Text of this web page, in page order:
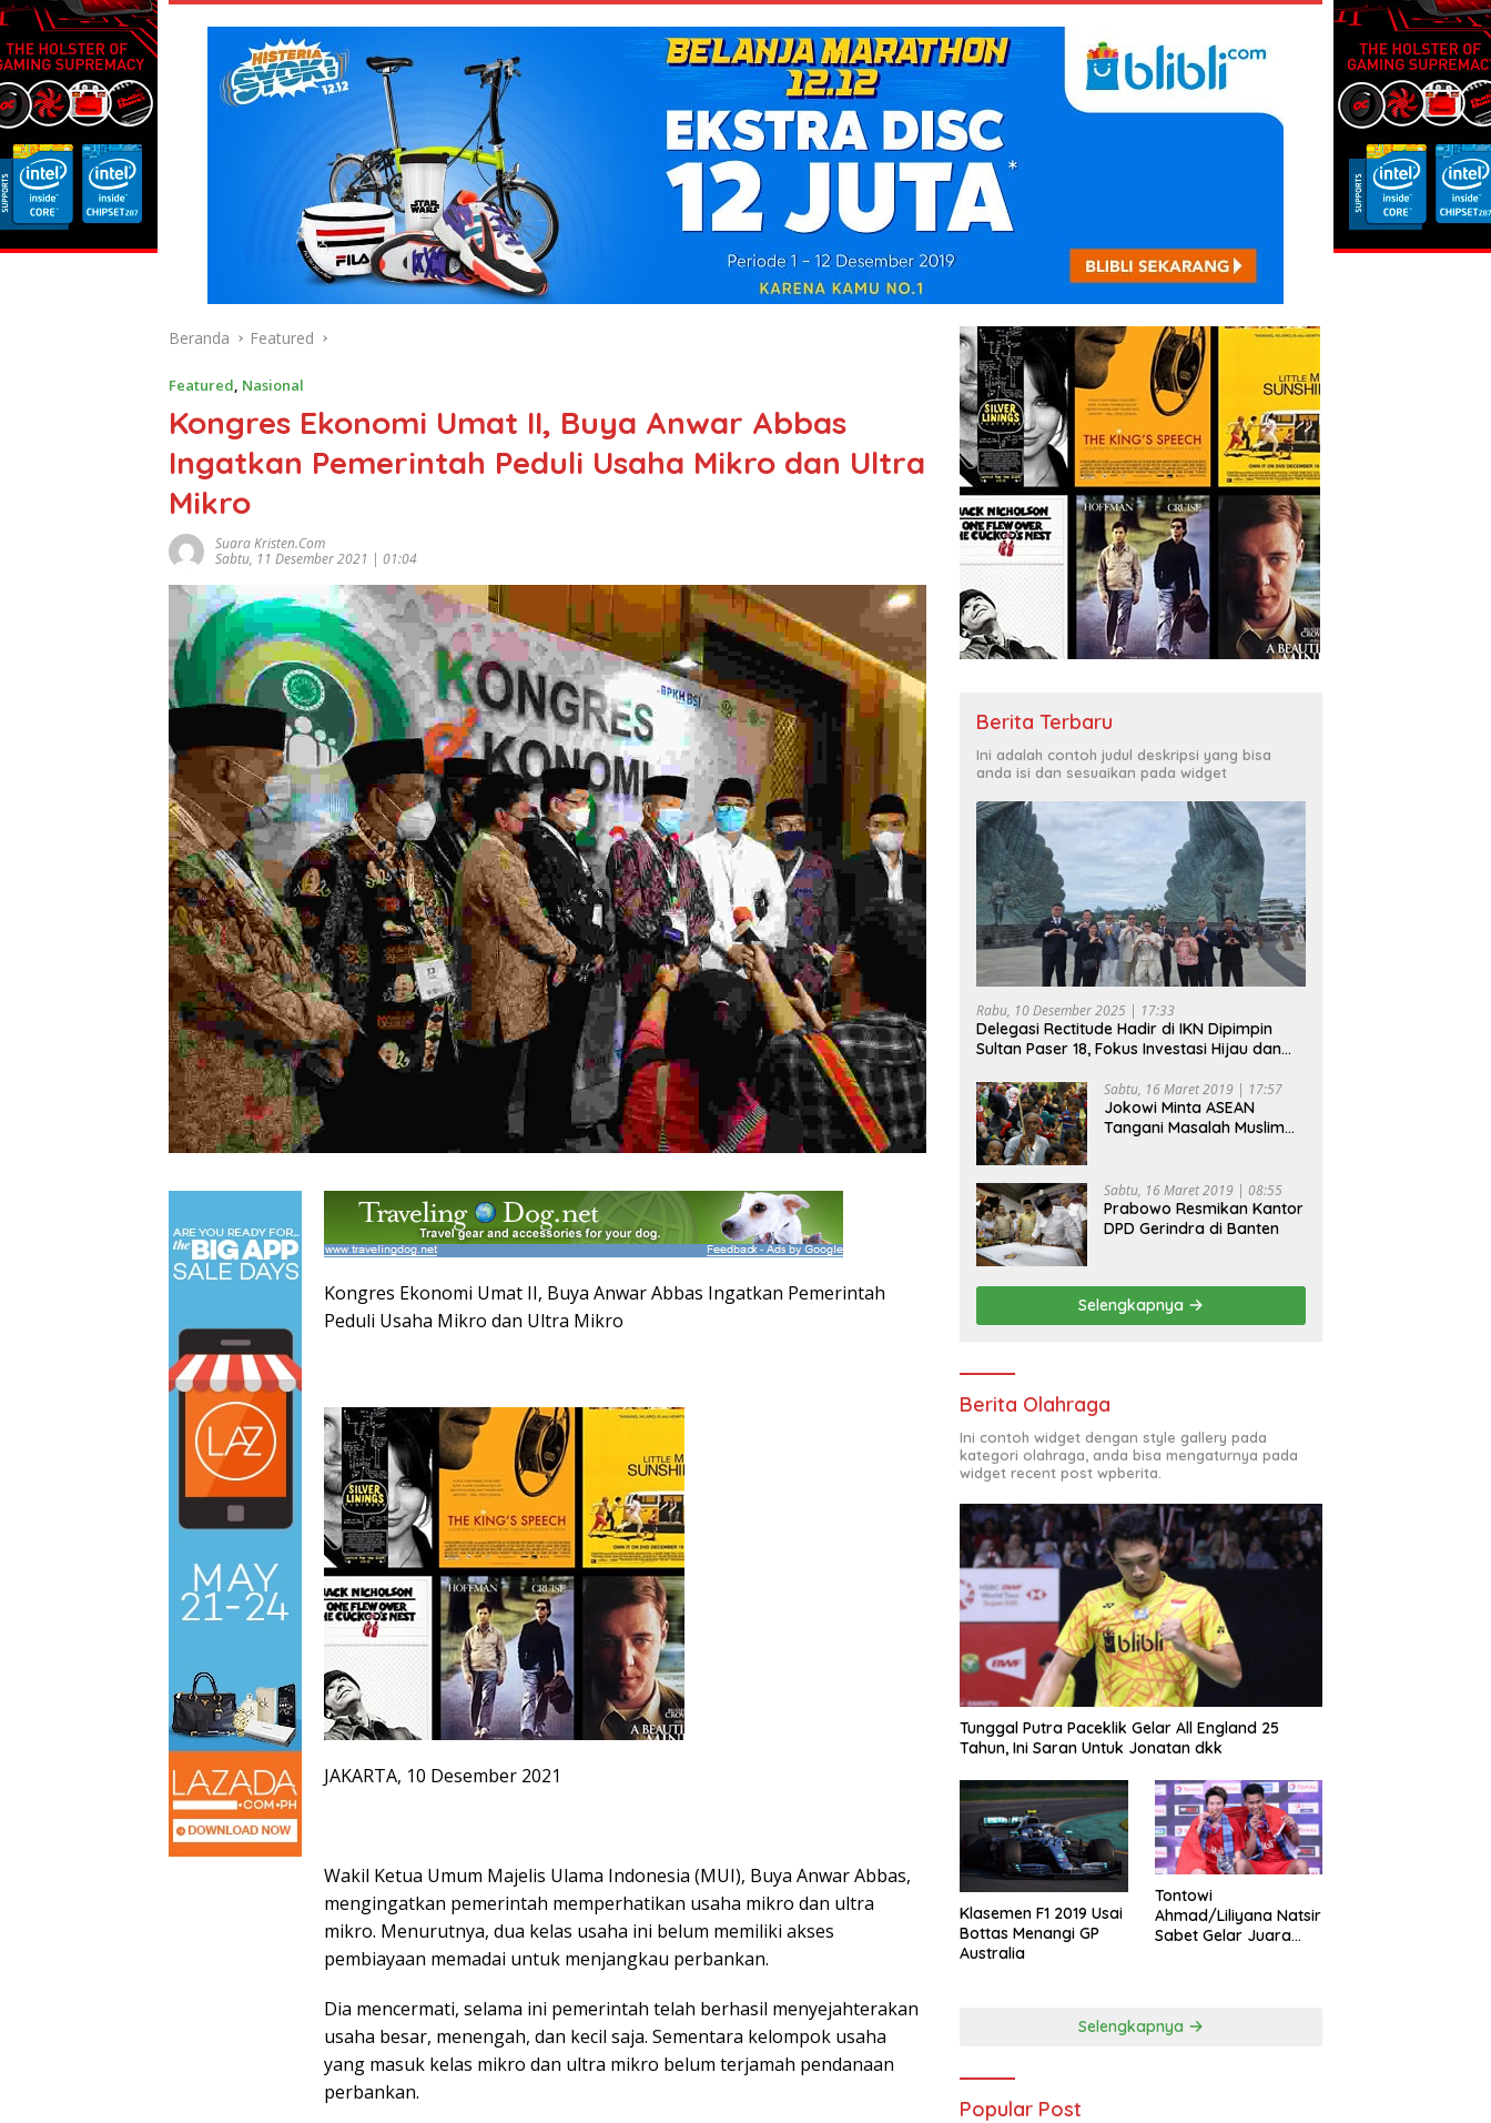
Beranda Featured
Featured, Nasional
Kongres Ekonomi Umat II, Buya Anwar Abbas
Ingatkan Pemerintah Peduli Usaha Mikro dan Ultra
Mikro
Suara Kristen.com
Sabtu, 11 Desember 2021 | 01:04
Kongres Ekonomi Umat II, Buya Anwar Abbas Ingatkan Pemerintah
Peduli Usaha Mikro dan Ultra Mikro
JAKARTA, 10 Desember 2021
Wakil Ketua Umum Majelis Ulama Indonesia (MUI), Buya Anwar Abbas,
mengingatkan pemerintah memperhatikan usaha mikro dan ultra
mikro. Menurutnya, dua kelas usaha ini belum memiliki akses
pembiayaan memadai untuk menjangkau perbankan.
Dia mencermati, selama ini pemerintah telah berhasil menyejahterakan
usaha besar, menengah, dan kecil saja. Sementara kelompok usaha
yang masuk kelas mikro dan ultra mikro belum terjamah pendanaan
perbankan.
Berita Terbaru
Ini adalah contoh judul deskripsi yang bisa
anda isi dan sesuaikan pada widget
Rabu, 10 Desember 2025 | 17:33
Delegasi Rectitude Hadir di IKN Dipimpin
Sultan Paser 18, Fokus Investasi Hijau dan
Sabtu, 16 Maret 2019 | 17:57
Jokowi Minta ASEAN
Tangani Masalah Muslim
Sabtu, 16 Maret 2019 | 08:55
Prabowo Resmikan Kantor
DPD Gerindra di Banten
Selengkapnya
Berita Olahraga
Ini contoh widget dengan style gallery pada
kategori olahraga, anda bisa mengaturnya pada
widget recent post wpberita.
Tunggal Putra Paceklik Gelar All England 25
Tahun, Ini Saran Untuk Jonatan dkk
Klasemen F1 2019 Usai
Bottas Menangi GP
Australia
Tontowi
Ahmad/Liliyana Natsir
Sabet Gelar Juara
Selengkapnya
Popular Post